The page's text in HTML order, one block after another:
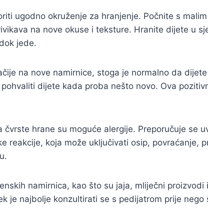
ugodno okruženje za hranjenje. Počnite s
na nove okuse i teksture. Hranite dijete u
jede.
na nove namirnice, stoga je normalno da
dijete kada proba nešto novo. Ova
hrane su moguće alergije. Preporučuje se
reakcije, koja može uključivati osip, povraćanje,
namirnica, kao što su jaja, mliječni
je najbolje konzultirati se s pedijatrom prije